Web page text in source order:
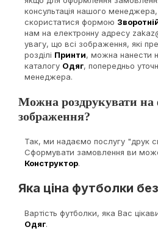
консультація нашого
скористатися формою
нам на електронну адресу
увагу, що всі зображення, які
розділі Принти, можна нанести
каталогу Одяг, попередньо
менеджера.
Можна роздрукувати на
зображення?
Так, ми надаємо послугу "друк
Сформувати замовлення ви
Конструктор.
Яка ціна футболки
Вартість футболки, яка Вас
Одяг.